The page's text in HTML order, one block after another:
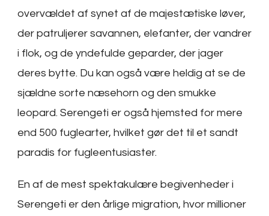
overvældet af synet af de majestætiske løver,
der patruljerer savannen, elefanter, der vandrer
i flok, og de yndefulde geparder, der jager
deres bytte. Du kan også være heldig at se de
sjældne sorte næsehorn og den smukke
leopard. Serengeti er også hjemsted for mere
end 500 fuglearter, hvilket gør det til et sandt
paradis for fugleentusiaster.
En af de mest spektakulære begivenheder i
Serengeti er den årlige migration, hvor millioner